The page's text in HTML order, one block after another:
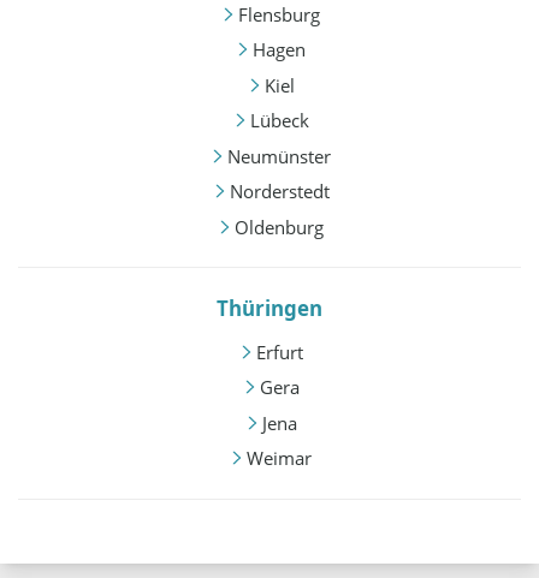
Flensburg
Hagen
Kiel
Lübeck
Neumünster
Norderstedt
Oldenburg
Thüringen
Erfurt
Gera
Jena
Weimar